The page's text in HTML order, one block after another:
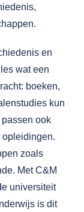
en
wat een
boeken,
kun
ook
opleidingen.
zoals
Met C&M
universiteit
is dit